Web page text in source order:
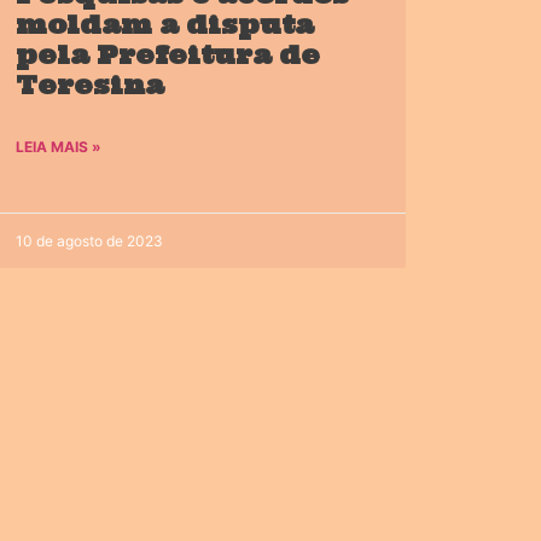
moldam a disputa
pela Prefeitura de
Teresina
LEIA MAIS »
10 de agosto de 2023